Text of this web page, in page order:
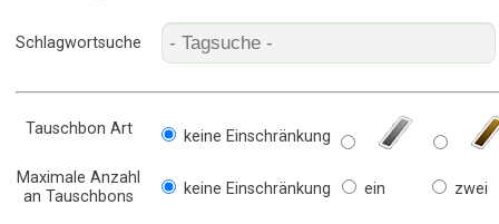
Schlagwortsuche
Tauschbon Art keine Einschränkung
Maximale Anzahl
an Tauschbons
keine Einschränkung ein zwei